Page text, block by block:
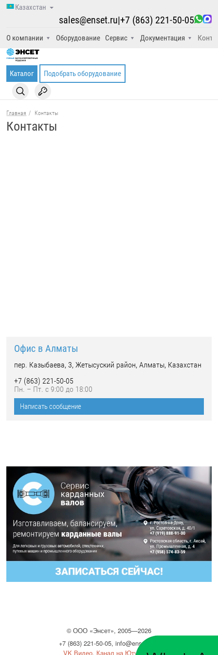
Казахстан
О компании Оборудование Сервис Документация
sales@enset.ru|+7 (863) 221-50-05
Каталог Подобрать оборудование
Главная / Контакты
Контакты
Офис в Алматы
пер. Казыбаева, 3, Жетысуский район, Алматы, Казахстан
+7 (863) 221-50-05
Пн. – Пт. с 9:00 до 18:00
Написать сообщение
©ООО«Энсет», 2005—2026
+7 (863) 221-50-05, info@enset.ru
VK Видео, Канал на Ютубе